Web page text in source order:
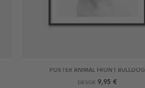
POSTER ANIMAL FRONT BULLDOG
DESDE 9,95 €